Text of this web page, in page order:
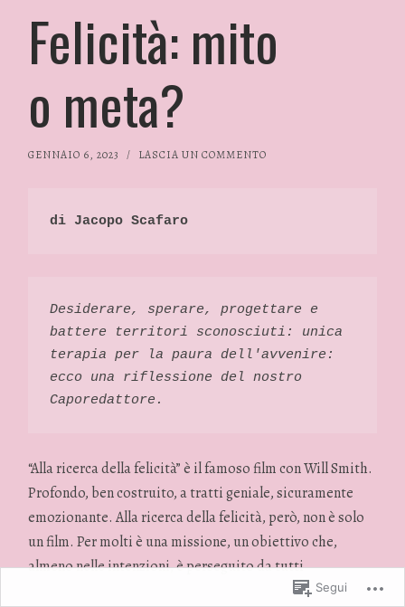
Felicità: mito
o meta?
GENNAIO 6, 2023 / LASCIA UN COMMENTO
di Jacopo Scafaro
Desiderare, sperare, progettare e
battere territori sconosciuti: unica
terapia per la paura dell'avvenire:
ecco una riflessione del nostro
Caporedattore.
“Alla ricerca della felicità” è il famoso film con Will Smith.
Profondo, ben costruito, a tratti geniale, sicuramente
emozionante. Alla ricerca della felicità, però, non è solo
un film. Per molti è una missione, un obiettivo che,
almeno nelle intenzioni, è perseguito da tutti
Segui